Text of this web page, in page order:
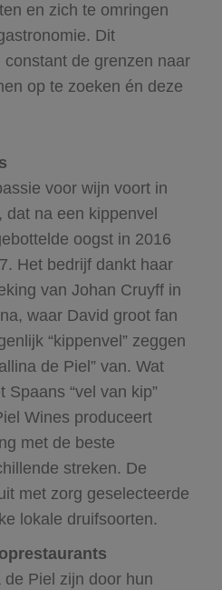
en zich te omringen
Dit
de grenzen naar
op te zoeken én deze
voor wijn voort in
na een kippenvel
oogst in 2016
Het bedrijf dankt haar
van Johan Cruyff in
waar David groot fan
“kippenvel” zeggen
de Piel” van. Wat
Spaans “vel van kip”
Wines produceert
met de beste
streken. De
met zorg geselecteerde
lokale druifsoorten.
Piel zijn door hun